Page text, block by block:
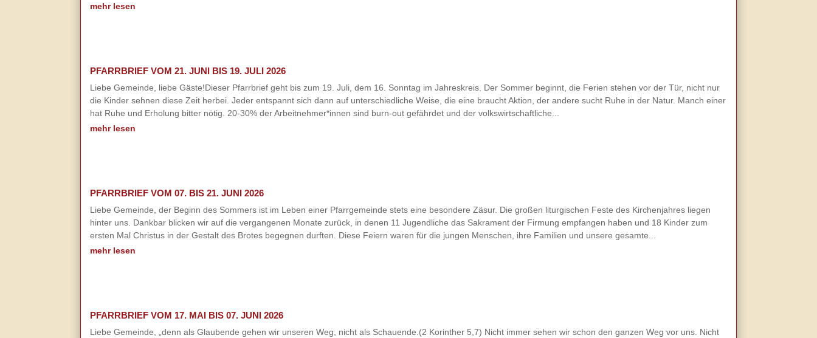
mehr lesen
PFARRBRIEF VOM 21. JUNI BIS 19. JULI 2026
Liebe Gemeinde, liebe Gäste!Dieser Pfarrbrief geht bis zum 19. Juli, dem 16. Sonntag im Jahreskreis. Der Sommer beginnt, die Ferien stehen vor der Tür, nicht nur
die Kinder sehnen diese Zeit herbei. Jeder entspannt sich dann auf unterschiedliche Weise, die eine braucht Aktion, der andere sucht Ruhe in der Natur. Manch einer
hat Ruhe und Erholung bitter nötig. 20-30% der Arbeitnehmer*innen sind burn-out gefährdet und der volkswirtschaftliche...
mehr lesen
PFARRBRIEF VOM 07. BIS 21. JUNI 2026
Liebe Gemeinde, der Beginn des Sommers ist im Leben einer Pfarrgemeinde stets eine besondere Zäsur. Die großen liturgischen Feste des Kirchenjahres liegen
hinter uns. Dankbar blicken wir auf die vergangenen Monate zurück, in denen 11 Jugendliche das Sakrament der Firmung empfangen haben und 18 Kinder zum
ersten Mal Christus in der Gestalt des Brotes begegnen durften. Diese Feiern waren für die jungen Menschen, ihre Familien und unsere gesamte...
mehr lesen
PFARRBRIEF VOM 17. MAI BIS 07. JUNI 2026
Liebe Gemeinde, „denn als Glaubende gehen wir unseren Weg, nicht als Schauende.(2 Korinther 5,7) Nicht immer sehen wir schon den ganzen Weg vor uns. Nicht